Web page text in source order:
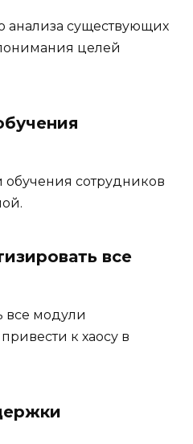
анализа существующих
целей
сотрудников
все
все модули
к хаосу в